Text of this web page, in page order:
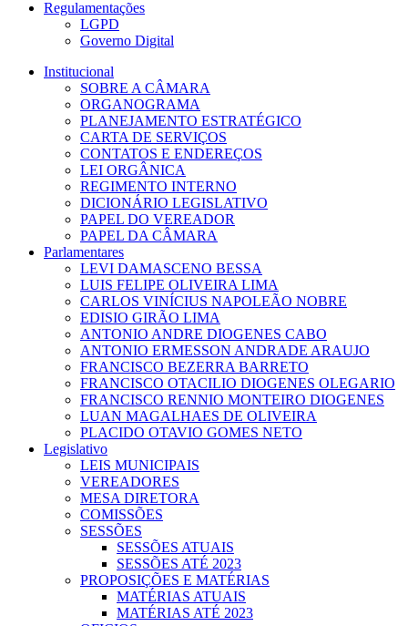
Regulamentações
LGPD
Governo Digital
Institucional
SOBRE A CÂMARA
ORGANOGRAMA
PLANEJAMENTO ESTRATÉGICO
CARTA DE SERVIÇOS
CONTATOS E ENDEREÇOS
LEI ORGÂNICA
REGIMENTO INTERNO
DICIONÁRIO LEGISLATIVO
PAPEL DO VEREADOR
PAPEL DA CÂMARA
Parlamentares
LEVI DAMASCENO BESSA
LUIS FELIPE OLIVEIRA LIMA
CARLOS VINÍCIUS NAPOLEÃO NOBRE
EDISIO GIRÃO LIMA
ANTONIO ANDRE DIOGENES CABO
ANTONIO ERMESSON ANDRADE ARAUJO
FRANCISCO BEZERRA BARRETO
FRANCISCO OTACILIO DIOGENES OLEGARIO
FRANCISCO RENNIO MONTEIRO DIOGENES
LUAN MAGALHAES DE OLIVEIRA
PLACIDO OTAVIO GOMES NETO
Legislativo
LEIS MUNICIPAIS
VEREADORES
MESA DIRETORA
COMISSÕES
SESSÕES
SESSÕES ATUAIS
SESSÕES ATÉ 2023
PROPOSIÇÕES E MATÉRIAS
MATÉRIAS ATUAIS
MATÉRIAS ATÉ 2023